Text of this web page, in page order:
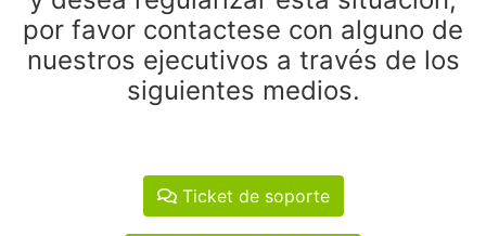
por favor contactese con alguno de
nuestros ejecutivos a través de los
siguientes medios.
Ticket de soporte